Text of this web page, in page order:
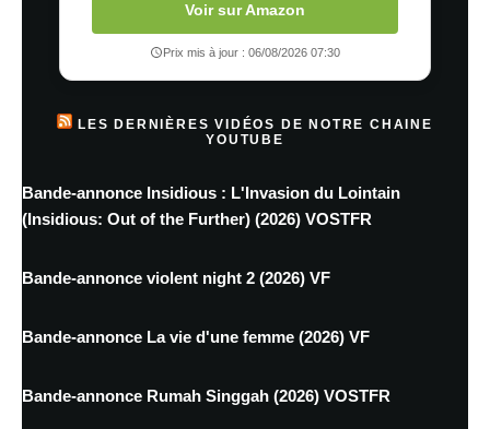
Voir sur Amazon
Prix mis à jour : 06/08/2026 07:30
LES DERNIÈRES VIDÉOS DE NOTRE CHAINE
YOUTUBE
Bande-annonce Insidious : L'Invasion du Lointain
(Insidious: Out of the Further) (2026) VOSTFR
Bande-annonce violent night 2 (2026) VF
Bande-annonce La vie d'une femme (2026) VF
Bande-annonce Rumah Singgah (2026) VOSTFR